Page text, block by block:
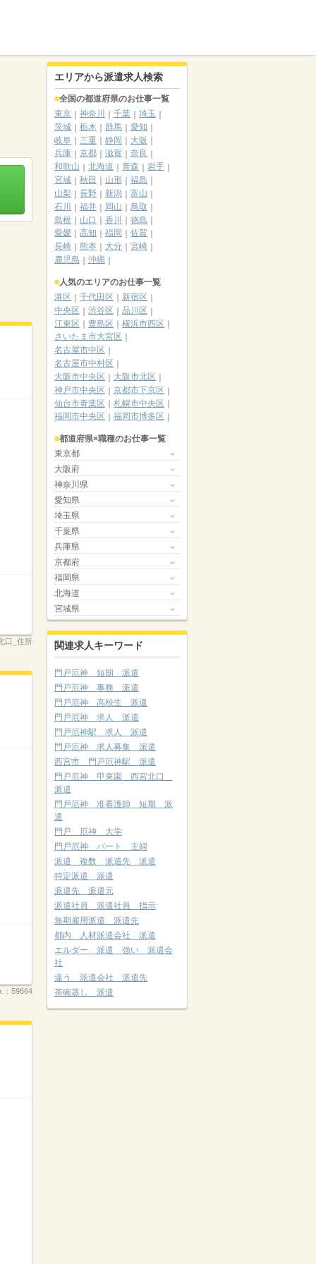
口_住所
59664
エリアから派遣求人検索
全国の都道府県のお仕事一覧
東京
神奈川 千葉
埼玉
茨城
栃木 群馬
愛知
岐阜
三重 静岡
大阪
兵庫
京都 滋賀
奈良
和歌山
北海道 青森
岩手
宮城
秋田 山形
福島
山梨
長野 新潟
富山
石川
福井 岡山
鳥取
島根
山口 香川
徳島
愛媛
高知 福岡
佐賀
長崎
熊本 大分
宮崎
鹿児島
沖縄
人気のエリアのお仕事一覧
港区
千代田区
新宿区
中央区
渋谷区
品川区
江東区
豊島区
横浜市西区
さいたま市大宮区
名古屋市中区
名古屋市中村区
大阪市中央区
大阪市北区
神戸市中央区
京都市下京区
仙台市青葉区
札幌市中央区
福岡市中央区
福岡市博多区
都道府県×職種のお仕事一覧
東京都
大阪府
神奈川県
愛知県
埼玉県
千葉県
兵庫県
京都府
福岡県
北海道
宮城県
関連求人キーワード
門戸厄神 短期 派遣
門戸厄神 事務 派遣
門戸厄神 高校生 派遣
門戸厄神 求人 派遣
門戸厄神駅 求人 派遣
門戸厄神 求人募集 派遣
西宮市 門戸厄神駅 派遣
門戸厄神 甲東園 西宮北口
派遣
門戸厄神 准看護師 短期 派
遣
門戸 厄神 大学
門戸厄神 パート 主婦
派遣 複数 派遣先 派遣
特定派遣 派遣
派遣先 派遣元
派遣社員 派遣社員 指示
無期雇用派遣 派遣先
都内 人材派遣会社 派遣
エルダー 派遣 強い 派遣会
社
違う 派遣会社 派遣先
茶碗蒸し 派遣